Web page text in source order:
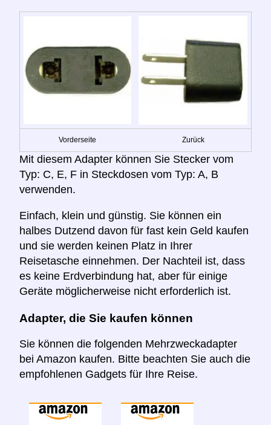
Vorderseite Zurück
Mit diesem Adapter können Sie Stecker vom
Typ: C, E, F in Steckdosen vom Typ: A, B
verwenden.
Einfach, klein und günstig. Sie können ein
halbes Dutzend davon für fast kein Geld kaufen
und sie werden keinen Platz in Ihrer
Reisetasche einnehmen. Der Nachteil ist, dass
es keine Erdverbindung hat, aber für einige
Geräte möglicherweise nicht erforderlich ist.
Adapter, die Sie kaufen können
Sie können die folgenden Mehrzweckadapter
bei Amazon kaufen. Bitte beachten Sie auch die
empfohlenen Gadgets für Ihre Reise.